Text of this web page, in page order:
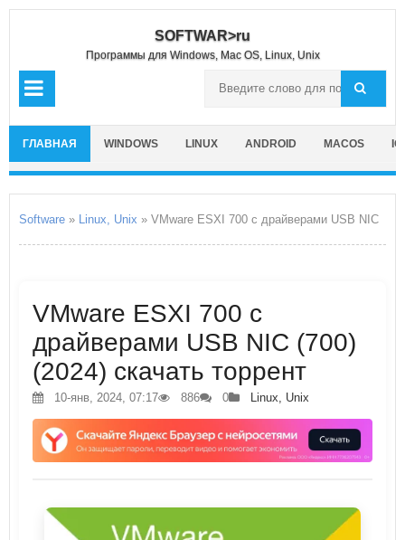
SOFTWAR>ru
Программы для Windows, Mac OS, Linux, Unix
ГЛАВНАЯ WINDOWS LINUX ANDROID MACOS
Software » Linux, Unix » VMware ESXI 700 с драйверами USB NIC
VMware ESXI 700 с
драйверами USB NIC (700)
(2024) скачать торрент
10-янв, 2024, 07:17 886 0 Linux, Unix